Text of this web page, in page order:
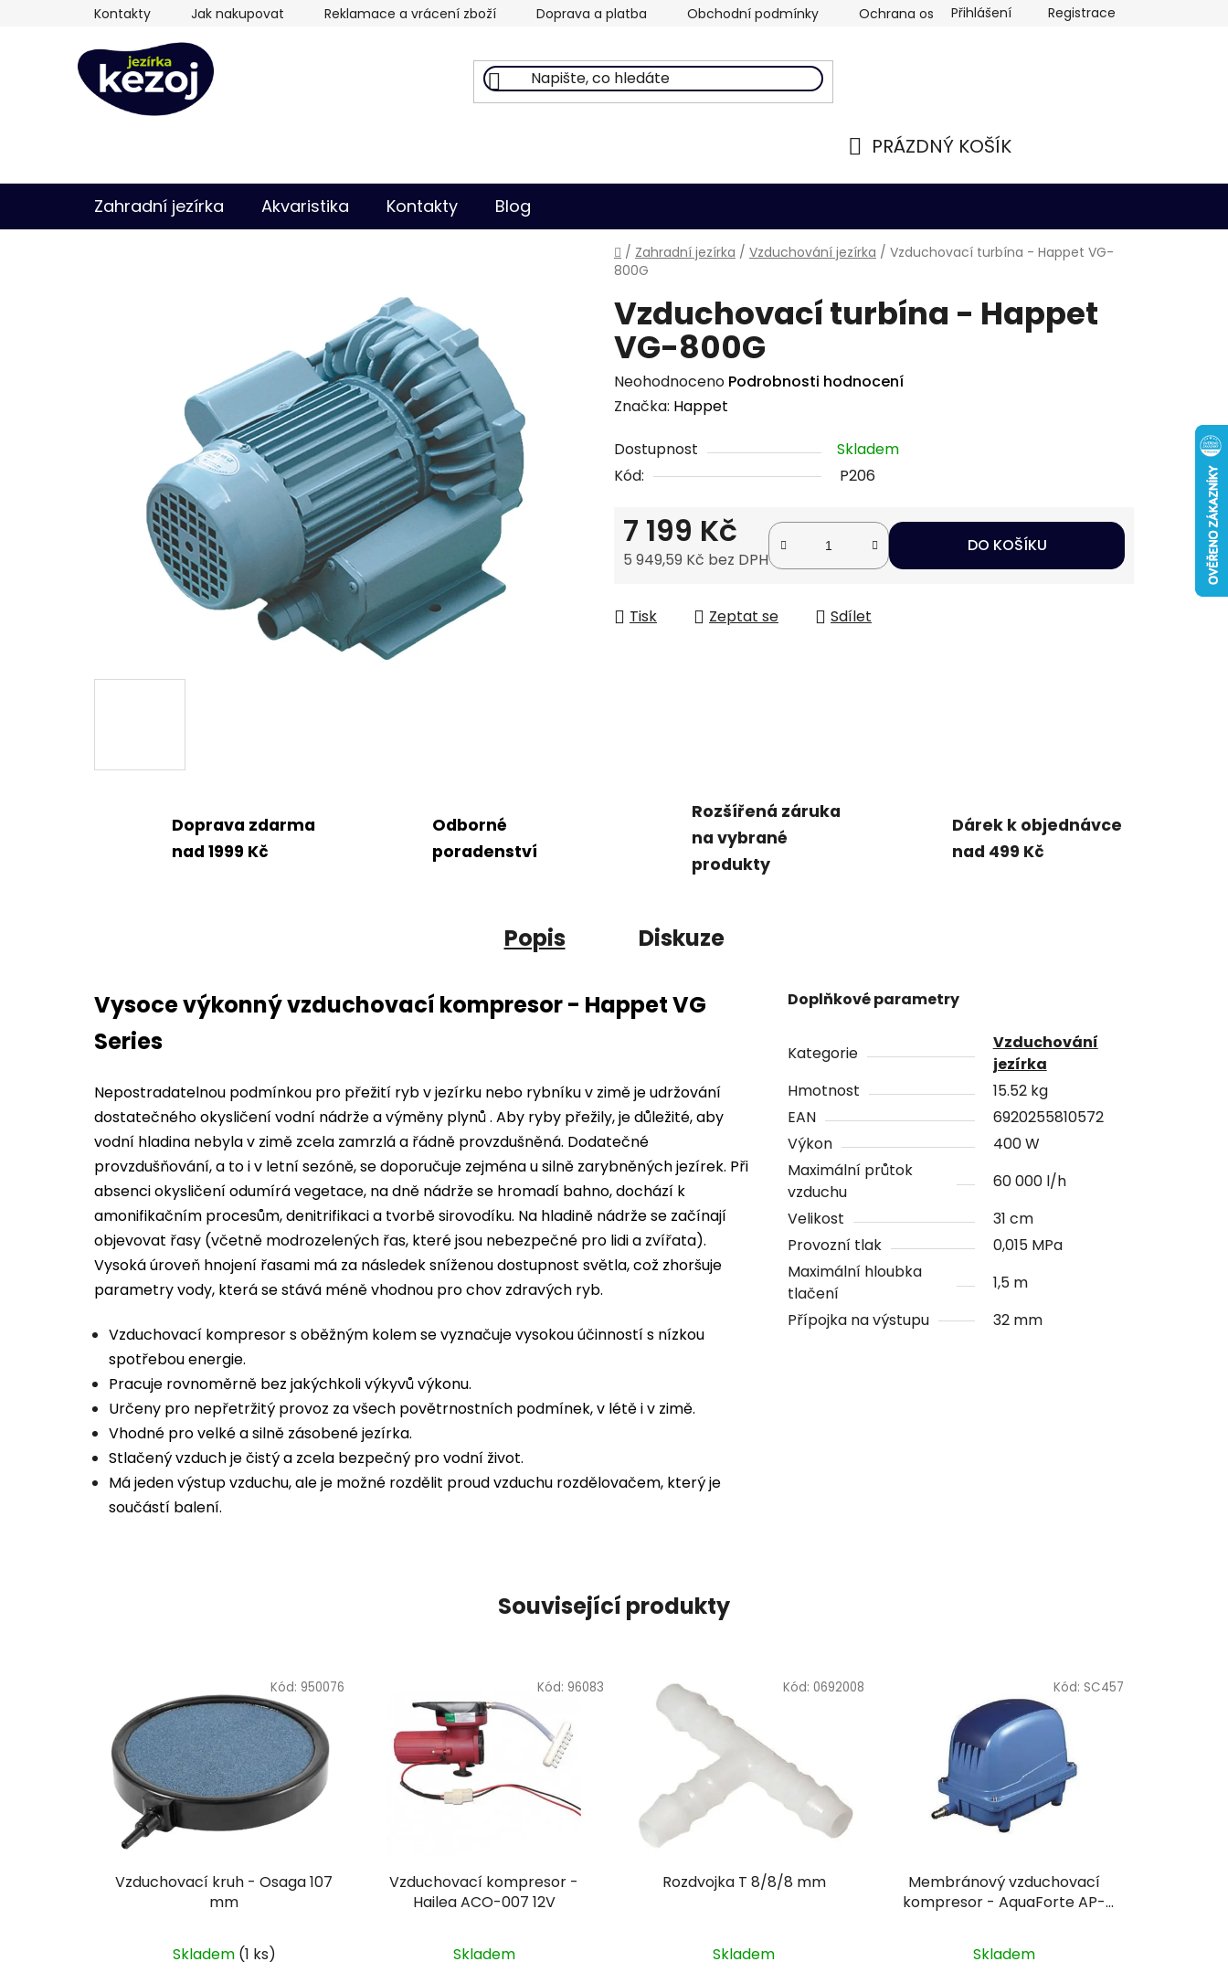
Kontakty Jak nakupovat Reklamace a vrácení zboží Doprava a platba Obchodní podmínky Ochrana osobních údajů
Přihlášení Registrace
PRÁZDNÝ KOŠÍK
Zahradní jezírka Akvaristika Kontakty Blog
Domů
/ Zahradní jezírka / Vzduchování jezírka / Vzduchovací turbína - Happet VG-
800G
Vzduchovací turbína - Happet
VG-800G
Průměrné
hodnocení
je
0,0
hvězdiček.
Neohodnoceno Podrobnosti hodnocení
Značka: Happet
Dostupnost
Skladem
Kód:
P206
7 199 Kč
5 949,59 Kč bez DPH
DO KOŠÍKU
Tisk Zeptat se Sdílet
Doprava zdarma
nad 1999 Kč
Odborné
poradenství
Rozšířená záruka
na vybrané
produkty
Dárek k objednávce
nad 499 Kč
Popis Diskuze
Vysoce výkonný vzduchovací kompresor - Happet VG
Series
Nepostradatelnou podmínkou pro přežití ryb v jezírku nebo rybníku v zimě je udržování
dostatečného okysličení vodní nádrže a výměny plynů . Aby ryby přežily, je důležité, aby
vodní hladina nebyla v zimě zcela zamrzlá a řádně provzdušněná. Dodatečné
provzdušňování, a to i v letní sezóně, se doporučuje zejména u silně zarybněných jezírek. Při
absenci okysličení odumírá vegetace, na dně nádrže se hromadí bahno, dochází k
amonifikačním procesům, denitrifikaci a tvorbě sirovodíku. Na hladině nádrže se začínají
objevovat řasy (včetně modrozelených řas, které jsou nebezpečné pro lidi a zvířata).
Vysoká úroveň hnojení řasami má za následek sníženou dostupnost světla, což zhoršuje
parametry vody, která se stává méně vhodnou pro chov zdravých ryb.
Vzduchovací kompresor s oběžným kolem se vyznačuje vysokou účinností s nízkou
spotřebou energie.
Pracuje rovnoměrně bez jakýchkoli výkyvů výkonu.
Určeny pro nepřetržitý provoz za všech povětrnostních podmínek, v létě i v zimě.
Vhodné pro velké a silně zásobené jezírka.
Stlačený vzduch je čistý a zcela bezpečný pro vodní život.
Má jeden výstup vzduchu, ale je možné rozdělit proud vzduchu rozdělovačem, který je
součástí balení.
Doplňkové parametry
Kategorie
Vzduchování
jezírka
Hmotnost
15.52 kg
EAN
6920255810572
Výkon
400 W
Maximální průtok
vzduchu
60 000 l/h
Velikost
31 cm
Provozní tlak
0,015 MPa
Maximální hloubka
tlačení
1,5 m
Přípojka na výstupu
32 mm
Související produkty
Vzduchovací kruh - Osaga 107
mm
Skladem (1 ks)
Kód: 950076
Vzduchovací kompresor -
Hailea ACO-007 12V
Skladem
Kód: 96083
Rozdvojka T 8/8/8 mm
Skladem
Kód: 0692008
Membránový vzduchovací
kompresor - AquaForte AP-
Skladem
Kód: SC457